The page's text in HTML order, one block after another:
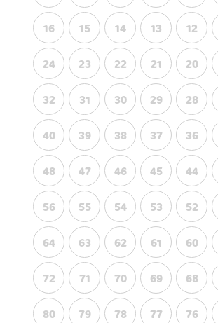
12
13
14
15
16
20
21
22
23
24
28
29
30
31
32
36
37
38
39
40
44
45
46
47
48
52
53
54
55
56
60
61
62
63
64
68
69
70
71
72
76
77
78
79
80